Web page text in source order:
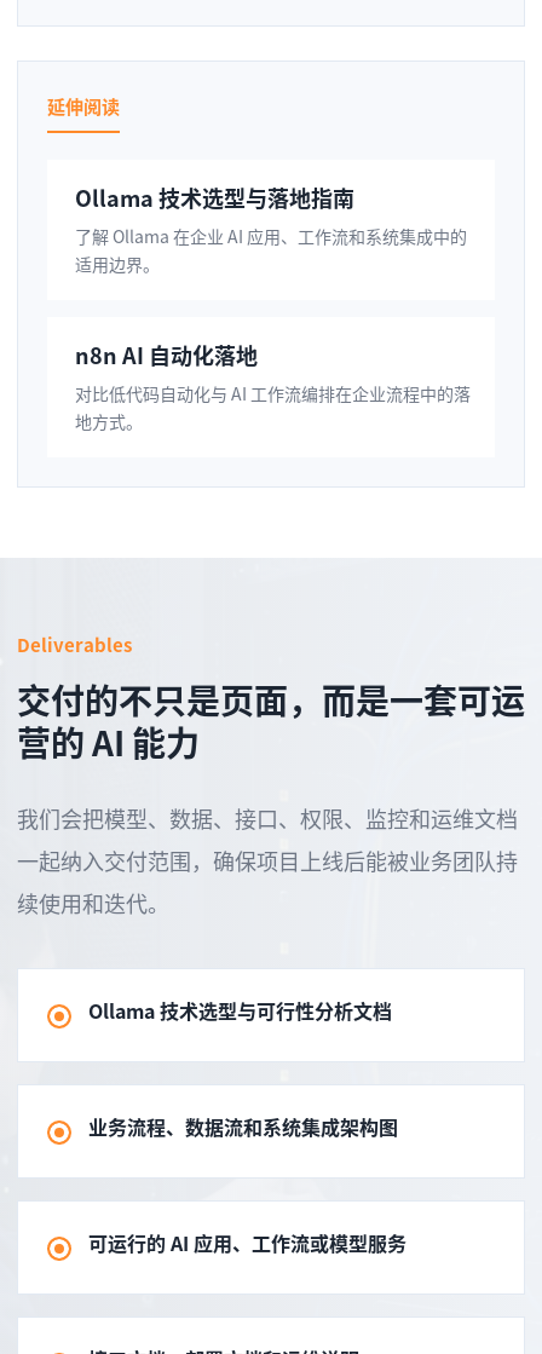
延伸阅读
Ollama 技术选型与落地指南
了解 Ollama 在企业 AI 应用、工作流和系统集成中的
适用边界。
n8n AI 自动化落地
对比低代码自动化与 AI 工作流编排在企业流程中的落
地方式。
Deliverables
交付的不只是页面，而是一套可运
营的 AI 能力
我们会把模型、数据、接口、权限、监控和运维文档
一起纳入交付范围，确保项目上线后能被业务团队持
续使用和迭代。
Ollama 技术选型与可行性分析文档
业务流程、数据流和系统集成架构图
可运行的 AI 应用、工作流或模型服务